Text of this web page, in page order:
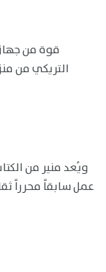
قوة من
التريكي من
ويُعد منير من
عمل سابقاً محرراً